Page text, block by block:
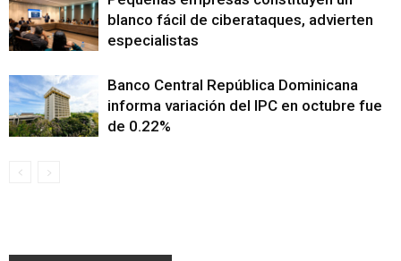
blanco fácil de ciberataques, advierten
especialistas
Banco Central República Dominicana
informa variación del IPC en octubre fue
de 0.22%